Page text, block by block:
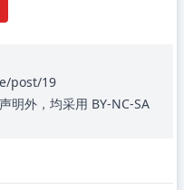
post/19
明外，均采用 BY-NC-SA